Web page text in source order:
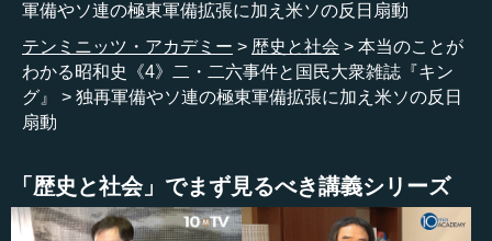
軍備やソ連の極東軍備拡張に加え米ソの反日扇動
テンミニッツ・アカデミー
歴史と社会
本当のことが
わかる昭和史《4》二・二六事件と国民大衆雑誌『キン
グ』
独再軍備やソ連の極東軍備拡張に加え米ソの反日
扇動
「歴史と社会」でまず見るべき講義シリーズ